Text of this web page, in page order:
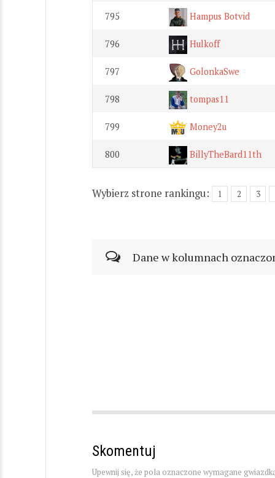
795 Hampus Botvid
796 Hulkoff
797 GolonkaSwe
798 tompas11
799 Money2u
800 BillyTheBard11th
Wybierz strone rankingu: 1 2 3
Dane w kolumnach
Skomentuj
Upewnij się, że pola oznaczone wymagane